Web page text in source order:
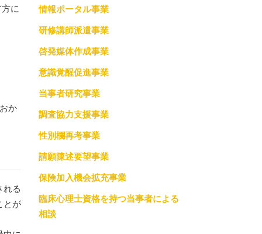
ての約束 性別欄再考事業
保険加入機会拡充事業
臨床心理士資格を持つ当事者による相談
に
か
れる
とが
情報ポータル事業
研修講師派遣事業
啓発媒体作成事業
意識覚醒促進事業
当事者研究事業
調査協力支援事業
性別欄再考事業
請願陳述要望事業
保険加入機会拡充事業
臨床心理士資格を持つ当事者による
相談